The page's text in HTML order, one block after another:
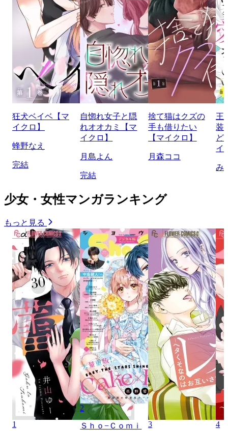
狂犬ベイベ【マ
イクロ】
蜂野なえ
完結
自惚れ女子と隠
れオオカミ【マ
イクロ】
月島よん
完結
捨て猫はクズの
手も借りたい
【マイクロ】
月森ココ
王
装
ど
イ
み
少女・女性マンガランキング
もっと見る
1
2
Ｓｈｏ−Ｃｏｍｉ
3 4